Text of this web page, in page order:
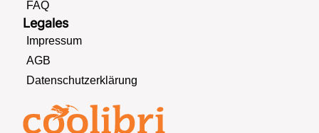
FAQ
Legales
Impressum
AGB
Datenschutzerklärung